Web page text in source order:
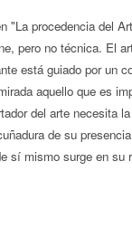
"La procedencia del
pero no técnica. El
está guiado por un
aquello que es
del arte necesita
de su
sí mismo surge en